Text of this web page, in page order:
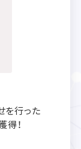
を行った
得！